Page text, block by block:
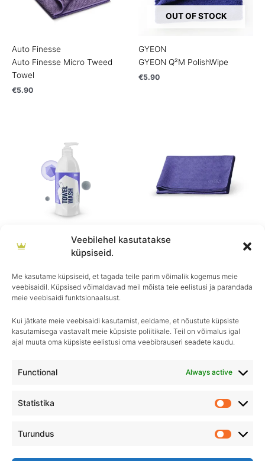
Veebilehel kasutatakse
küpsiseid.
Me kasutame küpsiseid, et tagada teile parim võimalik kogemus meie
veebisaidil. Küpsised võimaldavad meil mõista teie eelistusi ja parandada
meie veebisaidi funktsionaalsust.
Kui jätkate meie veebisaidi kasutamist, eeldame, et nõustute küpsiste
kasutamisega vastavalt meie küpsiste poliitikale. Teil on võimalus igal
ajal muuta oma küpsiste eelistusi oma veebibrauseri seadete kaudu.
Functional Always active
Statistika
Turundus
Auto Finesse
Auto Finesse Micro Tweed
Towel
€5.90
OUT OF STOCK
GYEON
GYEON Q²M PolishWipe
€5.90
GYEON
GYEON Q²M TowelWash
€17.90
GYEON
40×40
€ 7.90
Igapäevane hooldus, ületamatu sära–